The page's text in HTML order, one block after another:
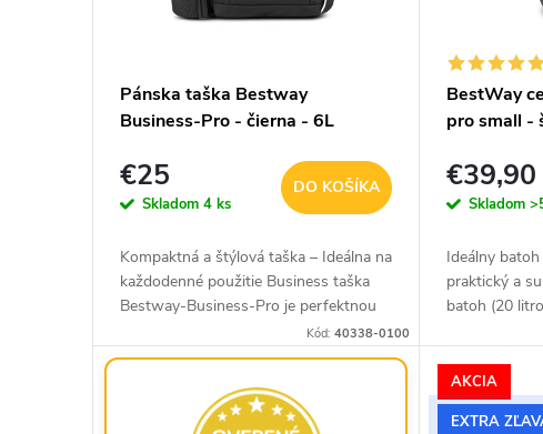
v
o
v
Pánska taška Bestway
Business-Pro - čierna - 6L
€25
Skladom 4 ks
DO KOŠÍKA
Kompaktná a štýlová taška – Ideálna na
každodenné použitie Business taška
Bestway-Business-Pro je perfektnou
voľbou pre tých, ktorí hľadajú malé, ale
funkčné riešenie na...
Kód:40338-0100
BestWay
pro small -
€39,90
Skladom
Ideálny
praktický a
batoh (20
pre tých,
AKCIA
EXTRA